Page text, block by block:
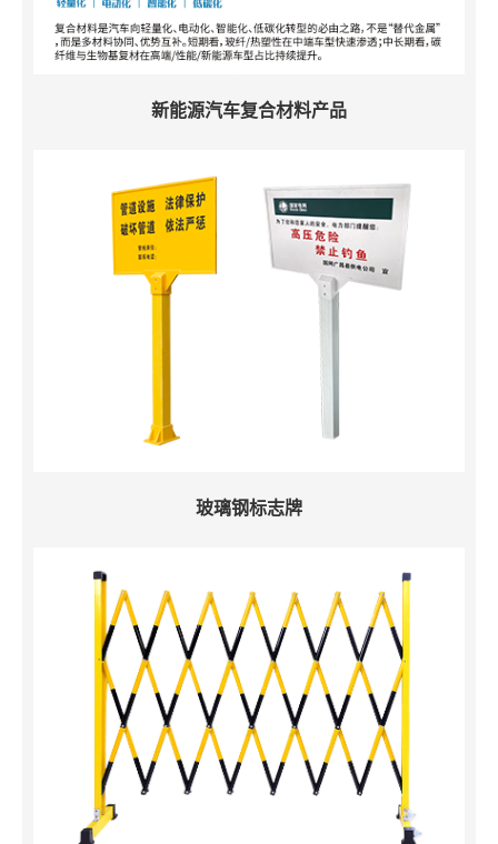
新能源汽车复合材料产品
玻璃钢标志牌